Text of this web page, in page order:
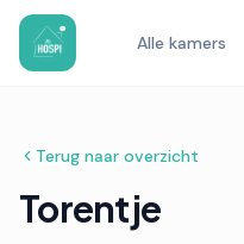
Alle kamers
Terug naar overzicht
Torentje